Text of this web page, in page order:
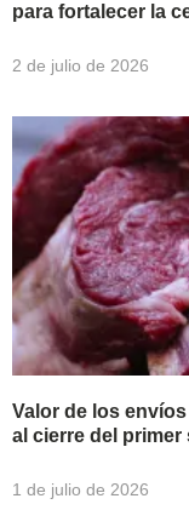
para fortalecer la
2 de julio de 2026
Valor de los
al cierre del primer
1 de julio de 2026